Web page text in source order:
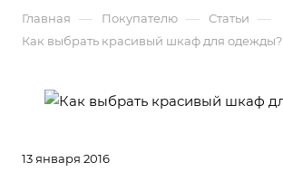
Главная — Покупателю — Статьи —
Как выбрать красивый шкаф для одежды?
13 января 2016